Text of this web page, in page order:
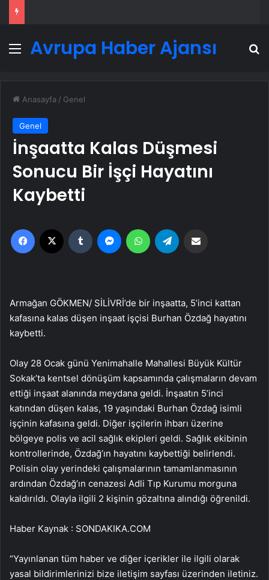
Menü
Avrupa Haber Ajansı
Anasayfa / Genel
Genel
İnşaatta Kalas Düşmesi
Sonucu Bir İşçi Hayatını
Kaybetti
Facebook Tumblr MessengerWhatsApp
Armağan GÖKMEN/ SİLİVRİ’de bir inşaatta, 5’inci kattan
kafasına kalas düşen inşaat işçisi Burhan Özdağ hayatını
kaybetti.
Olay 28 Ocak günü Yenimahalle Mahallesi Büyük Kültür
Sokak’ta kentsel dönüşüm kapsamında çalışmaların devam
ettiği inşaat alanında meydana geldi. İnşaatın 5’inci
katından düşen kalas, 19 yaşındaki Burhan Özdağ isimli
işçinin kafasına geldi. Diğer işçilerin ihbarı üzerine
bölgeye polis ve acil sağlık ekipleri geldi. Sağlık ekibinin
kontrollerinde, Özdağ’ın hayatını kaybettiği belirlendi.
Polisin olay yerindeki çalışmalarının tamamlanmasının
ardından Özdağ’ın cenazesi Adli Tıp Kurumu morguna
kaldırıldı. Olayla ilgili 2 kişinin gözaltına alındığı öğrenildi.
Haber Kaynak : SONDAKIKA.COM
“Yayınlanan tüm haber ve diğer içerikler ile ilgili olarak
yasal bildirimlerinizi bize iletişim sayfası üzerinden iletiniz.